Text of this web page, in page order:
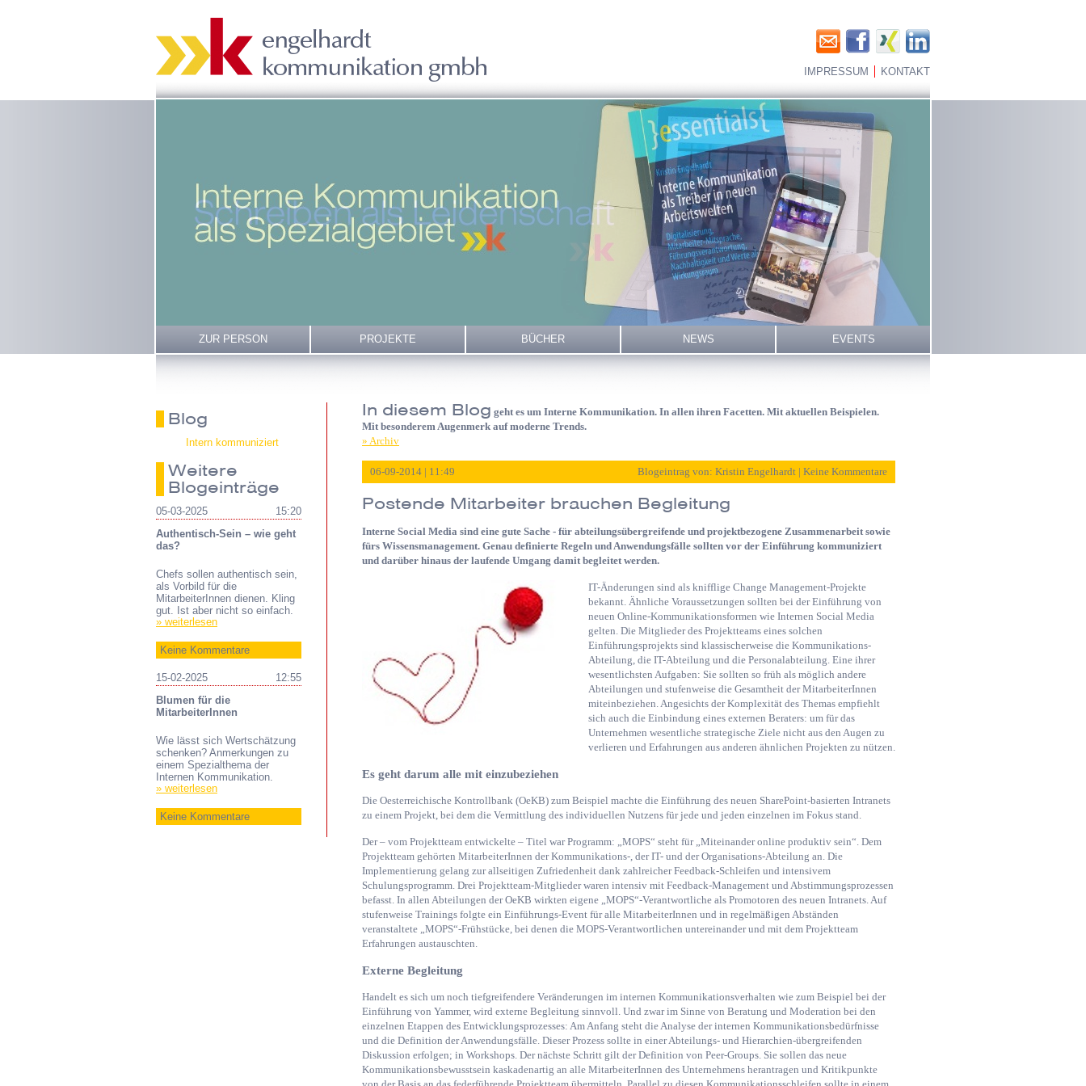
KONTAKT
IMPRESSUM
ZUR PERSON PROJEKTE BÜCHER NEWS EVENTS
Blog
Intern kommuniziert
Weitere
Blogeinträge
05-03-2025
15:20
Authentisch-Sein – wie geht
das?
Chefs sollen authentisch sein,
als Vorbild für die
MitarbeiterInnen dienen. Kling
gut. Ist aber nicht so einfach.
» weiterlesen
Keine Kommentare
15-02-2025
12:55
Blumen für die
MitarbeiterInnen
Wie lässt sich Wertschätzung
schenken? Anmerkungen zu
einem Spezialthema der
Internen Kommunikation.
» weiterlesen
Keine Kommentare
In diesem Blog geht es um Interne Kommunikation. In allen ihren Facetten. Mit aktuellen Beispielen.
Mit besonderem Augenmerk auf moderne Trends.
» Archiv
06-09-2014 | 11:49 Blogeintrag von: Kristin Engelhardt | Keine Kommentare
Postende Mitarbeiter brauchen Begleitung
Interne Social Media sind eine gute Sache - für abteilungsübergreifende und projektbezogene Zusammenarbeit sowie
fürs Wissensmanagement. Genau definierte Regeln und Anwendungsfälle sollten vor der Einführung kommuniziert
und darüber hinaus der laufende Umgang damit begleitet werden.
IT-Änderungen sind als knifflige Change Management-Projekte
bekannt. Ähnliche Voraussetzungen sollten bei der Einführung von
neuen Online-Kommunikationsformen wie Internen Social Media
gelten. Die Mitglieder des Projektteams eines solchen
Einführungsprojekts sind klassischerweise die Kommunikations-
Abteilung, die IT-Abteilung und die Personalabteilung. Eine ihrer
wesentlichsten Aufgaben: Sie sollten so früh als möglich andere
Abteilungen und stufenweise die Gesamtheit der MitarbeiterInnen
miteinbeziehen. Angesichts der Komplexität des Themas empfiehlt
sich auch die Einbindung eines externen Beraters: um für das
Unternehmen wesentliche strategische Ziele nicht aus den Augen zu
verlieren und Erfahrungen aus anderen ähnlichen Projekten zu nützen.
Es geht darum alle mit einzubeziehen
Die Oesterreichische Kontrollbank (OeKB) zum Beispiel machte die Einführung des neuen SharePoint-basierten Intranets
zu einem Projekt, bei dem die Vermittlung des individuellen Nutzens für jede und jeden einzelnen im Fokus stand.
Der – vom Projektteam entwickelte – Titel war Programm: „MOPS“ steht für „Miteinander online produktiv sein“. Dem
Projektteam gehörten MitarbeiterInnen der Kommunikations-, der IT- und der Organisations-Abteilung an. Die
Implementierung gelang zur allseitigen Zufriedenheit dank zahlreicher Feedback-Schleifen und intensivem
Schulungsprogramm. Drei Projektteam-Mitglieder waren intensiv mit Feedback-Management und Abstimmungsprozessen
befasst. In allen Abteilungen der OeKB wirkten eigene „MOPS“-Verantwortliche als Promotoren des neuen Intranets. Auf
stufenweise Trainings folgte ein Einführungs-Event für alle MitarbeiterInnen und in regelmäßigen Abständen
veranstaltete „MOPS“-Frühstücke, bei denen die MOPS-Verantwortlichen untereinander und mit dem Projektteam
Erfahrungen austauschten.
Externe Begleitung
Handelt es sich um noch tiefgreifendere Veränderungen im internen Kommunikationsverhalten wie zum Beispiel bei der
Einführung von Yammer, wird externe Begleitung sinnvoll. Und zwar im Sinne von Beratung und Moderation bei den
einzelnen Etappen des Entwicklungsprozesses: Am Anfang steht die Analyse der internen Kommunikationsbedürfnisse
und die Definition der Anwendungsfälle. Dieser Prozess sollte in einer Abteilungs- und Hierarchien-übergreifenden
Diskussion erfolgen; in Workshops. Der nächste Schritt gilt der Definition von Peer-Groups. Sie sollen das neue
Kommunikationsbewusstsein kaskadenartig an alle MitarbeiterInnen des Unternehmens herantragen und Kritikpunkte